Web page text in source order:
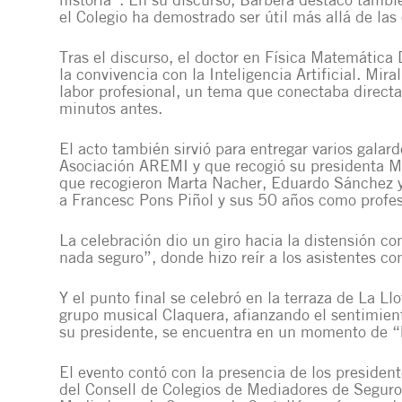
el Colegio ha demostrado ser útil más allá de
Tras el discurso, el doctor en Física
la convivencia con la Inteligencia Artificial.
labor profesional, un tema que conectaba
minutos antes.
El acto también sirvió para entregar varios
Asociación AREMI y que recogió su presidenta
que recogieron Marta Nacher, Eduardo
a Francesc Pons Piñol y sus 50 años como
La celebración dio un giro hacia la distensión
nada seguro”, donde hizo reír a los asistentes
Y el punto final se celebró en la terraza de La
grupo musical Claquera, afianzando el
su presidente, se encuentra en un momento de
El evento contó con la presencia de los
del Consell de Colegios de Mediadores de